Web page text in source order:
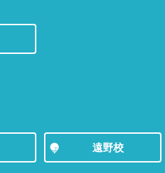
遠野校